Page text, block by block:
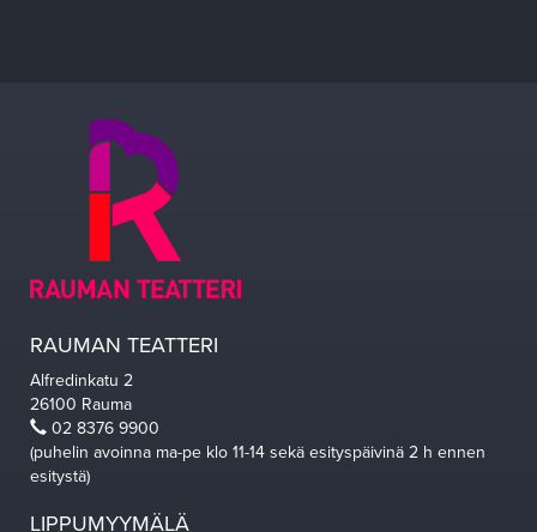
RAUMAN TEATTERI
Alfredinkatu 2
26100 Rauma
02 8376 9900
(puhelin avoinna ma-pe klo 11-14 sekä esityspäivinä 2 h ennen
esitystä)
LIPPUMYYMÄLÄ